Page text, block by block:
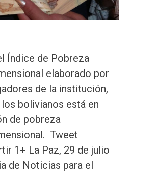
Índice de Pobreza
elaborado por
de la institución,
los bolivianos está en
de pobreza
Tweet
1+ La Paz, 29 de julio
de Noticias para el